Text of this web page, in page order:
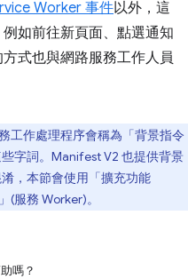
Worker 事件以外，這
如前往新頁面、點選通知
式也與網路服務工作人員
工作處理程序會稱為「背景指令
字詞。Manifest V2 也提供背景
，本節會使用「擴充功能
(服務 Worker)。
嗎？